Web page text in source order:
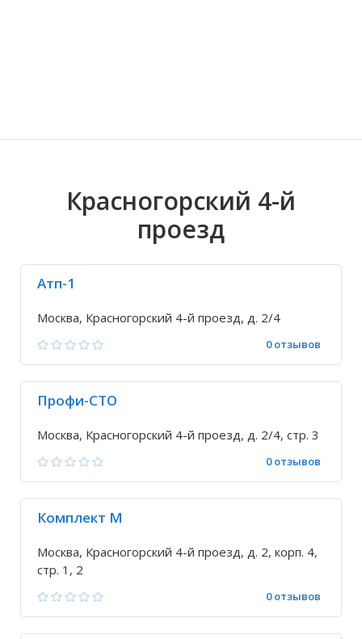
Красногорский 4-й
проезд
Атп-1
Москва, Красногорский 4-й проезд, д. 2/4
0 отзывов
Профи-СТО
Москва, Красногорский 4-й проезд, д. 2/4, стр. 3
0 отзывов
Комплект М
Москва, Красногорский 4-й проезд, д. 2, корп. 4,
стр. 1, 2
0 отзывов